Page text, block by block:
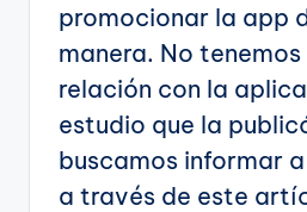
promocionar la app
manera. No
relación con la
estudio que la
buscamos informar
a través de este